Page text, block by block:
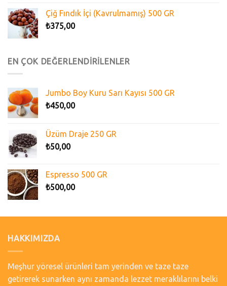
Çiğ Fındık İçi (Kavrulmamış) 500 GR
₺375,00
EN ÇOK DEĞERLENDİRİLENLER
Jumbo Boy Kuru Sarı Kayısı 500 GR
₺450,00
Üzüm Draje 250 GR
₺50,00
Espresso 500 GR
₺500,00
HAKKIMIZDA
Meşhur yöresel ürünleri tam yerinden ve taze taze
getirerek sunarken aynı zamanda lezzet meraklılarını belki